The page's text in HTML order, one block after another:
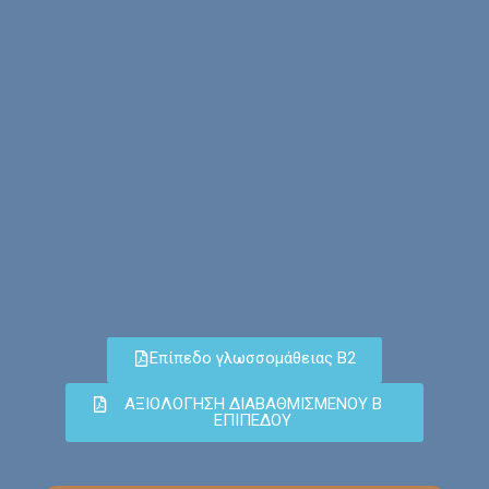
Επίπεδο γλωσσομάθειας Β2
ΑΞΙΟΛΟΓΗΣΗ ΔΙΑΒΑΘΜΙΣΜΕΝΟΥ Β
ΕΠΙΠΕΔΟΥ